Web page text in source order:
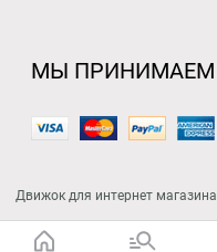
МЫ ПРИНИМАЕМ
Движок для интернет магазина